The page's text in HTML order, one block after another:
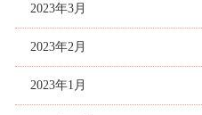
2023年3月
2023年2月
2023年1月